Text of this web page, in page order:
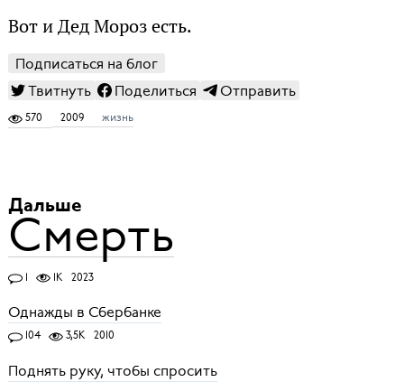
Вот и Дед Мороз есть.
Подписаться на блог
Твитнуть
Поделиться Отправить
570 2009 жизнь
Дальше
Смерть
1 1K 2023
Однажды в Сбербанке
104 3,5K 2010
Поднять руку, чтобы спросить